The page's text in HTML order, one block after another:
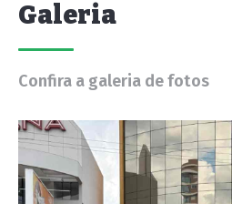
Galeria
Confira a galeria de fotos